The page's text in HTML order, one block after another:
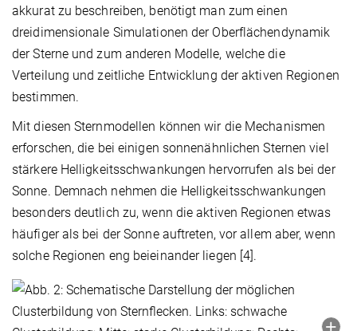
akkurat zu beschreiben, benötigt man zum einen
dreidimensionale Simulationen der Oberflächendynamik
der Sterne und zum anderen Modelle, welche die
Verteilung und zeitliche Entwicklung der aktiven Regionen
bestimmen.
Mit diesen Sternmodellen können wir die Mechanismen
erforschen, die bei einigen sonnenähnlichen Sternen viel
stärkere Helligkeitsschwankungen hervorrufen als bei der
Sonne. Demnach nehmen die Helligkeitsschwankungen
besonders deutlich zu, wenn die aktiven Regionen etwas
häufiger als bei der Sonne auftreten, vor allem aber, wenn
solche Regionen eng beieinander liegen [4].